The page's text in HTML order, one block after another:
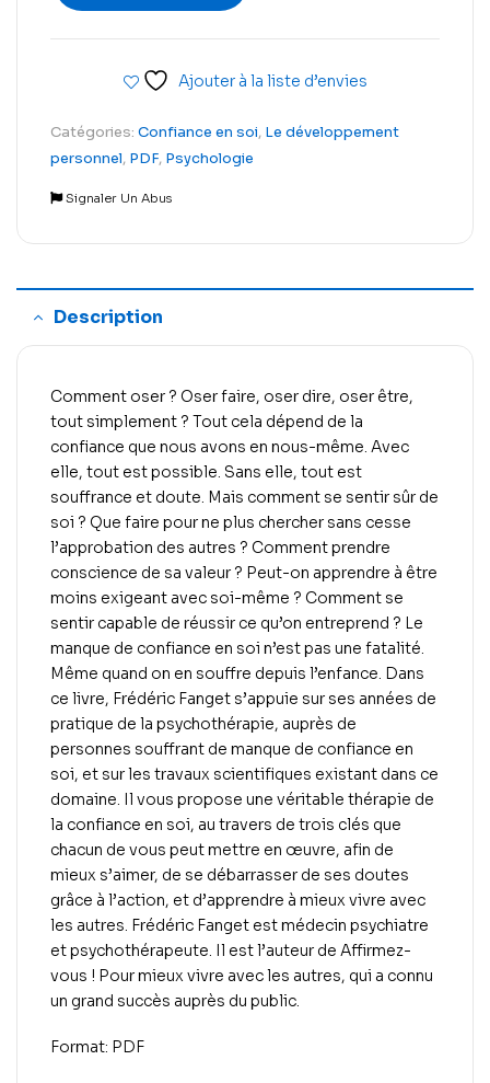
Ajouter à la liste d’envies
Catégories: Confiance en soi, Le développement
personnel, PDF, Psychologie
Signaler Un Abus
Description
Comment oser ? Oser faire, oser dire, oser être,
tout simplement ? Tout cela dépend de la
confiance que nous avons en nous-même. Avec
elle, tout est possible. Sans elle, tout est
souffrance et doute. Mais comment se sentir sûr de
soi ? Que faire pour ne plus chercher sans cesse
l’approbation des autres ? Comment prendre
conscience de sa valeur ? Peut-on apprendre à être
moins exigeant avec soi-même ? Comment se
sentir capable de réussir ce qu’on entreprend ? Le
manque de confiance en soi n’est pas une fatalité.
Même quand on en souffre depuis l’enfance. Dans
ce livre, Frédéric Fanget s’appuie sur ses années de
pratique de la psychothérapie, auprès de
personnes souffrant de manque de confiance en
soi, et sur les travaux scientifiques existant dans ce
domaine. Il vous propose une véritable thérapie de
la confiance en soi, au travers de trois clés que
chacun de vous peut mettre en œuvre, afin de
mieux s’aimer, de se débarrasser de ses doutes
grâce à l’action, et d’apprendre à mieux vivre avec
les autres. Frédéric Fanget est médecin psychiatre
et psychothérapeute. Il est l’auteur de Affirmez-
vous ! Pour mieux vivre avec les autres, qui a connu
un grand succès auprès du public.
Format: PDF